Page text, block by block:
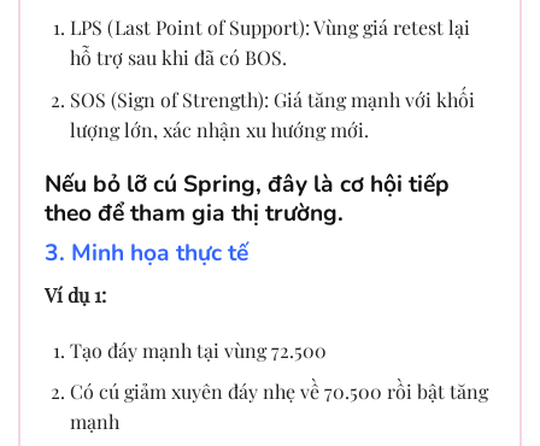
LPS (Last Point of Support): Vùng giá retest lại
hỗ trợ sau khi đã có BOS.
SOS (Sign of Strength): Giá tăng mạnh với khối
lượng lớn, xác nhận xu hướng mới.
Nếu bỏ lỡ cú Spring, đây là cơ hội tiếp
theo để tham gia thị trường.
3. Minh họa thực tế
Ví dụ 1:
Tạo đáy mạnh tại vùng 72.500
Có cú giảm xuyên đáy nhẹ về 70.500 rồi bật tăng
mạnh